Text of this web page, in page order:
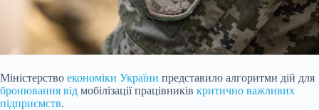
Міністерство економіки України представило алгоритми дій для
бронювання від мобілізації працівників критично важливих
підприємств.